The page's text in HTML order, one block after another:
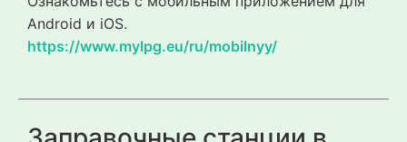
Android и iOS.
https://www.mylpg.eu/ru/mobilnyy/